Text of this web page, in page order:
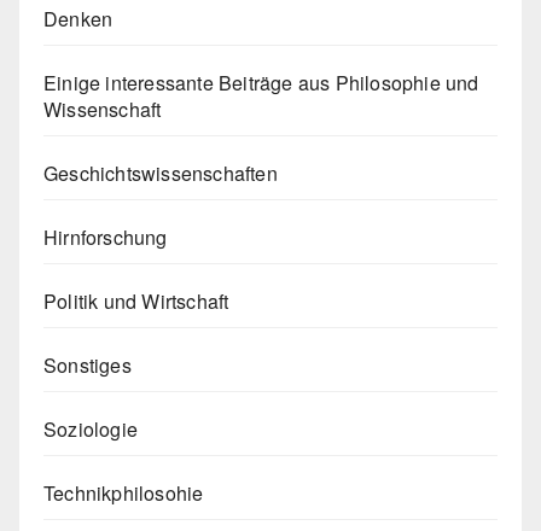
Denken
Einige interessante Beiträge aus Philosophie und
Wissenschaft
Geschichtswissenschaften
Hirnforschung
Politik und Wirtschaft
Sonstiges
Soziologie
Technikphilosohie